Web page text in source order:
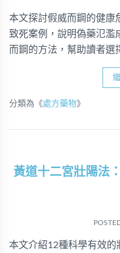
本文探討假威而鋼的健康
致死案例，說明偽藥氾濫
而鋼的方法，幫助讀者選
分類為《處方藥物》
黃道十二宮壯陽法
本文介紹12種科學有效